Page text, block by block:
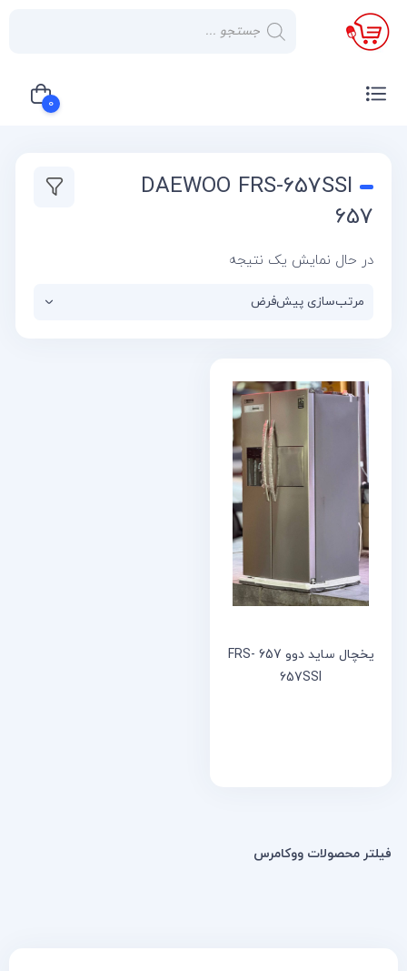
×
صفحه
صوتی و
تصویری
کولر
لوازم
آشپز
خانه
مقالات
نوشته
0
سبد خرید شما خالی است
DAEWOO FRS-657SSI
657
در حال نمایش یک نتیجه
یخچال ساید دوو 657 FRS-
657SSI
فیلتر محصولات ووکامرس